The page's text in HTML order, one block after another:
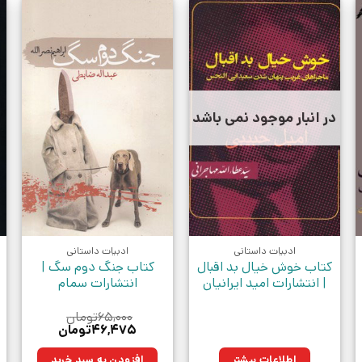
در انبار موجود نمی باشد
ادبیات داستانی
کتاب خوش خیال بد اقبال
| انتشارات امید ایرانیان
ادبیات داستانی
کتاب جنگ دوم سگ |
انتشارات سمام
۶۵,۰۰۰تومان
قیمت
۶۵,۰۰۰تومان
۴۶,۴۷۵تومانقیمت
۴۶,۴۷۵تومان.